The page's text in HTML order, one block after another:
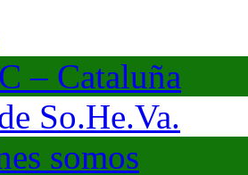
– Cataluña
So.He.Va.
somos